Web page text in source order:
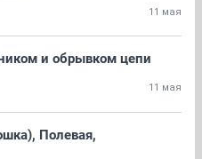
11 мая
и обрывком цепи
11 мая
Полевая,